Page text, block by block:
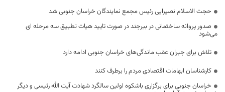
حجت الاسلام نصیرایی رئیس مجمع نمایندگان خراسان جنوبی شد
صدور پروانه ساختمانی در بیرجند در صورت تایید هیات تطبیق سه مرحله ای
می‌شود
تلاش برای جبران عقب ماندگی‌های خراسان جنوبی ادامه دارد
کارشناسان ابهامات اقتصادی مردم را برطرف کنند
خراسان جنوبی برای برگزاری باشکوه اولین سالگرد شهادت آیت الله رئیسی و دیگر